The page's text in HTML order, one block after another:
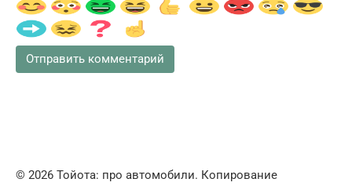
© 2026 Тойота: про автомобили. Копирование